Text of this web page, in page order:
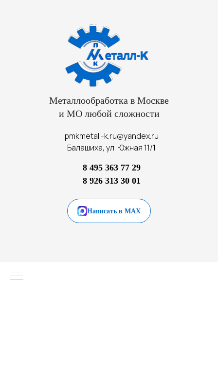
Металлообработка в Москве
и МО любой сложности
pmkmetall-k.ru@yandex.ru
Балашиха, ул. Южная 11/1
8 495 363 77 29
8 926 313 30 01
Написать в MAX